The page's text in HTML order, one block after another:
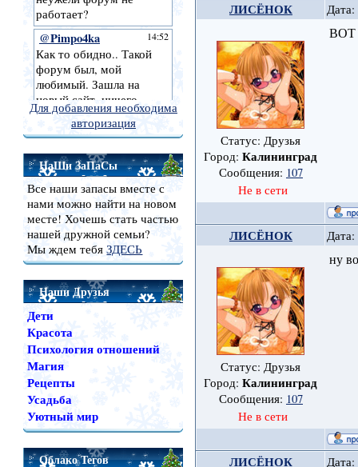
Для добавления необходима
авторизация
НаШи ЗаПаСы
Все наши запасы вместе с
нами можно найти на новом
месте! Хочешь стать частью
нашей дружной семьи?
Мы ждем тебяЗДЕСЬ
Наши Друзья
Дети
Красота
Психология отношений
Магия
Рецепты
Усадьба
Уютный мир
Облако Тегов
ЛИСЁНОК Дата:
Статус: Друзья
Город:Калининград
Сообщения: 107
Не в сети
ЛИСЁНОК Дата:
Статус: Друзья
Город:Калининград
Сообщения: 107
Не в сети
ну
ЛИСЁНОК Дата: